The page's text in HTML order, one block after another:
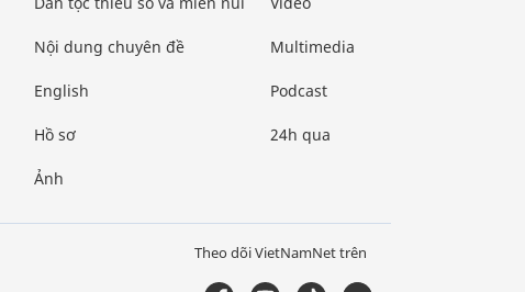
Nội dung chuyên đề
English
Hồ sơ
Ảnh
Multimedia
Podcast
24h qua
Theo dõi VietNamNet trên